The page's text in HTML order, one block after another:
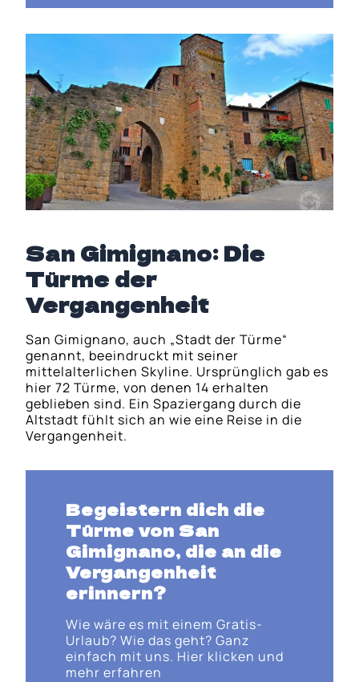
San Gimignano: Die
Türme der
Vergangenheit
San Gimignano, auch „Stadt der Türme“
genannt, beeindruckt mit seiner
mittelalterlichen Skyline. Ursprünglich gab es
hier 72 Türme, von denen 14 erhalten
geblieben sind. Ein Spaziergang durch die
Altstadt fühlt sich an wie eine Reise in die
Vergangenheit.
Begeistern dich die
Türme von San
Gimignano, die an die
Vergangenheit
erinnern?
Wie wäre es mit einem Gratis-
Urlaub? Wie das geht? Ganz
einfach mit uns. Hier klicken und
mehr erfahren